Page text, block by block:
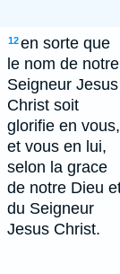
12en sorte que
le nom de notre
Seigneur Jesus
Christ soit
glorifie en vous,
et vous en lui,
selon la grace
de notre Dieu
du Seigneur
Jesus Christ.